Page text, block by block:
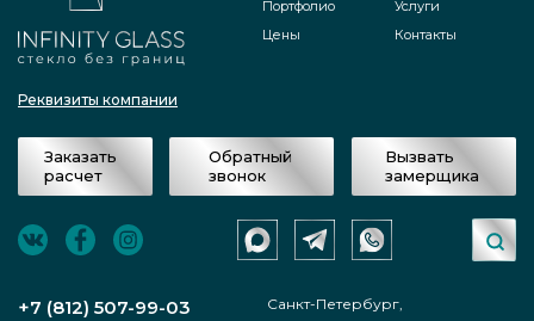
Реквизиты компании
Портфолио
Цены
Услуги
Контакты
Заказать
расчет
Обратный
звонок
Вызвать
замерщика
+7 (812) 507-99-03
Санкт-Петербург,